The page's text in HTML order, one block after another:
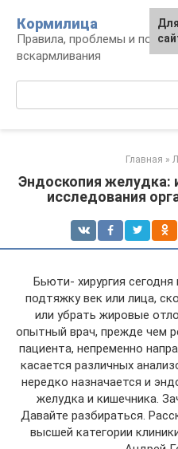
контенту
Кормилица
Правила, проблемы и
вскармливания
Главная »
Эндоскопия
исследования
Бьюти- хирургия
подтяжку век или лица,
или убрать жировые
опытный врач, прежде чем
пациента, непременно
касается различных
нередко назначается и
желудка и кишечника.
Давайте разбираться.
высшей категории